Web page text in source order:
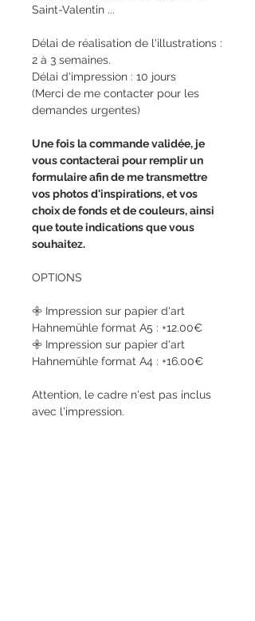
Saint-Valentin ...
Délai de réalisation de l'illustrations :
2 à 3 semaines.
Délai d'impression : 10 jours
(Merci de me contacter pour les
demandes urgentes)
Une fois la commande validée, je
vous contacterai pour remplir un
formulaire afin de me transmettre
vos photos d'inspirations, et vos
choix de fonds et de couleurs, ainsi
que toute indications que vous
souhaitez.
OPTIONS
𖧷 Impression sur papier d'art
Hahnemühle format A5 : +12.00€
𖧷 Impression sur papier d'art
Hahnemühle format A4 : +16.00€
Attention, le cadre n'est pas inclus
avec l'impression.